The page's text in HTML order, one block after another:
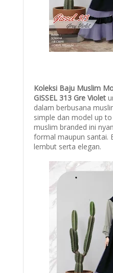
Koleksi Baju Muslim
GISSEL 313 Gre Violet
dalam berbusana
simple dan model up
muslim branded ini
formal maupun santai.
lembut serta elegan.